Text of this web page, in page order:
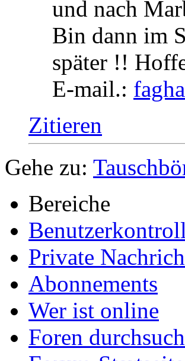
13/14 (dann
Hallo!
Ich bin
einen
und nach
Bin dann im
später !!
E-mail.:
Zitieren
Gehe zu: